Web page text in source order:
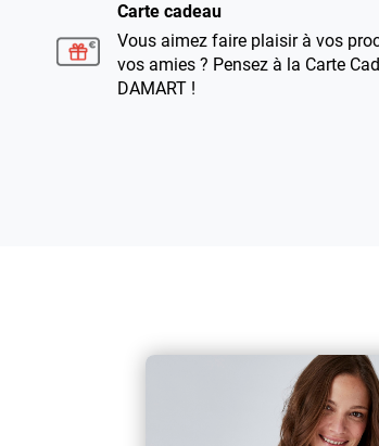
Carte cadeau
Vous aimez faire plaisir à vos
vos amies ? Pensez à la Carte
DAMART !